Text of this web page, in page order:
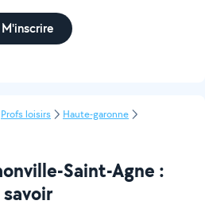
M'inscrire
Profs loisirs
Haute-garonne
Saint-Agne :